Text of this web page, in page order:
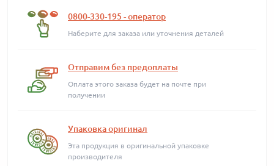
0800-330-195 - оператор
Наберите для заказа или уточнения деталей
Отправим без предоплаты
Оплата этого заказа будет на почте при
получении
Упаковка оригинал
Эта продукция в оригинальной упаковке
производителя